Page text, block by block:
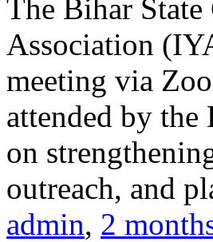
The Bihar
Association
meeting via
attended by the
on
outreach, and
admin, 2